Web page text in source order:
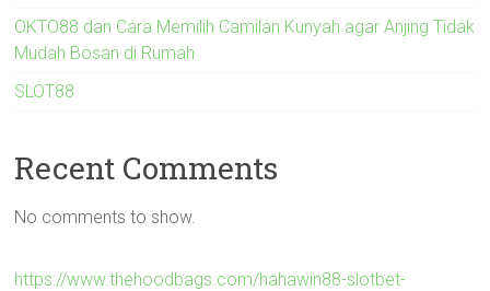
OKTO88 dan Cara Memilih Camilan Kunyah agar Anjing Tidak
Mudah Bosan di Rumah
SLOT88
Recent Comments
No comments to show.
https://www.thehoodbags.com/hahawin88-slotbet-